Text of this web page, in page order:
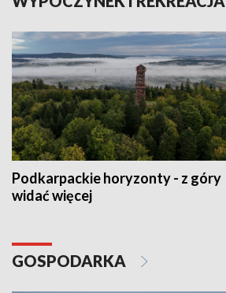
Podkarpackie horyzonty - z góry
widać więcej
GOSPODARKA